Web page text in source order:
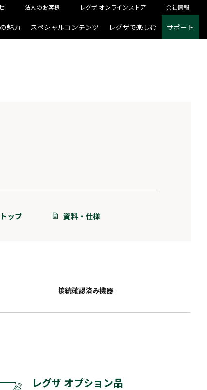
法人のお客様 レグザ オンラインストア 会社情報
魅力 スペシャルコンテンツ レグザで楽しむ サポート
ップ 資料・仕様
接続確認済み機器
レグザ オプション品